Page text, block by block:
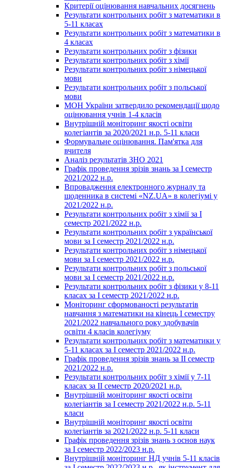
Критерії оцінювання навчальних досягнень
Результати контрольних робіт з математики в
5-11 класах
Результати контрольних робіт з математики в
4 класах
Результати контрольних робіт з фізики
Результати контрольних робіт з хімії
Результати контрольних робіт з німецької
мови
Результати контрольних робіт з польської
мови
МОН України затвердило рекомендації щодо
оцінювання учнів 1-4 класів
Внутрішній моніторинг якості освіти
колегіантів за 2020/2021 н.р. 5-11 класи
Формувальне оцінювання. Пам'ятка для
вчителя
Аналіз результатів ЗНО 2021
Графік проведення зрізів знань за І семестр
2021/2022 н.р.
Впровадження електронного журналу та
щоденника в системі «NZ.UA» в колегіумі у
2021/2022 н.р.
Результати контрольних робіт з хімії за І
семестр 2021/2022 н.р.
Результати контрольних робіт з української
мови за І семестр 2021/2022 н.р.
Результати контрольних робіт з німецької
мови за І семестр 2021/2022 н.р.
Результати контрольних робіт з польської
мови за І семестр 2021/2022 н.р.
Результати контрольних робіт з фізики у 8-11
класах за І семестр 2021/2022 н.р.
Моніторинг сформованості результатів
навчання з математики на кінець І семестру
2021/2022 навчального року здобувачів
освіти 4 класів колегіуму
Результати контрольних робіт з математики у
5-11 класах за І семестр 2021/2022 н.р.
Графік проведення зрізів знань за ІІ семестр
2021/2022 н.р.
Результати контрольних робіт з хімії у 7-11
класах за ІІ семестр 2020/2021 н.р.
Внутрішній моніторинг якості освіти
колегіантів за І семестр 2021/2022 н.р. 5-11
класи
Внутрішній моніторинг якості освіти
колегіантів за 2021/2022 н.р. 5-11 класи
Графік проведення зрізів знань з основ наук
за І семестр 2022/2023 н.р.
Внутрішній моніторинг НД учнів 5-11 класів